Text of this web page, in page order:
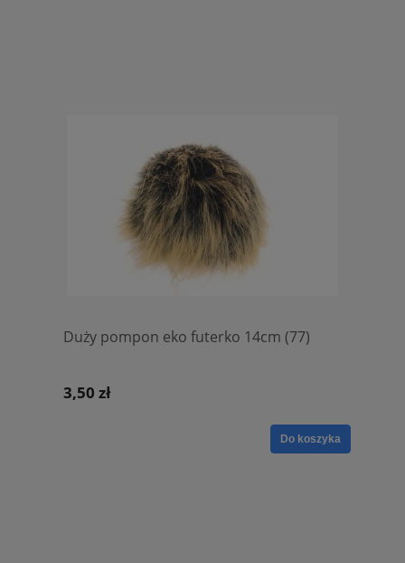
Duży pompon eko futerko 14cm (77)
3,50 zł
Do koszyka